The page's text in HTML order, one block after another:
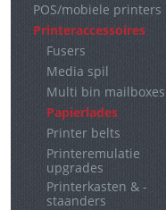
POS/mobiele printers
Printeraccessoires
Fusers
Media spil
Multi bin mailboxes
Papierlades
Printer belts
Printeremulatie
upgrades
Printerkasten & -
staanders